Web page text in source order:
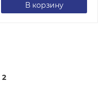
В корзину
2